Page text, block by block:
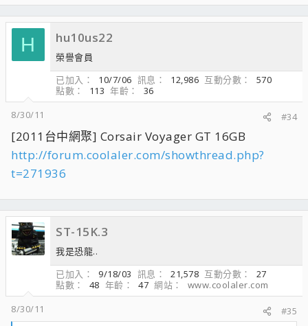
H hu10us22
榮譽會員
已加入
10/7/06 訊息 12,986 互動分數
570
點數
113 年齡
36
8/30/11
#34
[2011台中網聚] Corsair Voyager GT 16GB
http://forum.coolaler.com/showthread.php?
t=271936
ST-15K.3
我是恐龍..
已加入
9/18/03 訊息 21,578 互動分數
27
點數
48 年齡 47 網站
www.coolaler.com
8/30/11
#35